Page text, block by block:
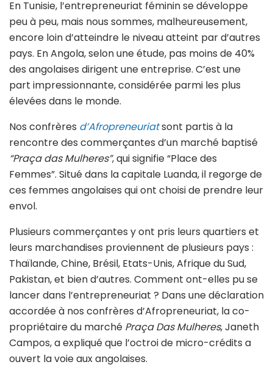
En Tunisie, l’entrepreneuriat féminin se développe
peu à peu, mais nous sommes, malheureusement,
encore loin d’atteindre le niveau atteint par d’autres
pays. En Angola, selon une étude, pas moins de 40%
des angolaises dirigent une entreprise. C’est une
part impressionnante, considérée parmi les plus
élevées dans le monde.
Nos confrères d’Afropreneuriatsont partis à la
rencontre des commerçantes d’un marché baptisé
“Praça das Mulheres”, qui signifie “Place des
Femmes”. Situé dans la capitale Luanda, il regorge de
ces femmes angolaises qui ont choisi de prendre leur
envol.
Plusieurs commerçantes y ont pris leurs quartiers et
leurs marchandises proviennent de plusieurs pays :
Thaïlande, Chine, Brésil, Etats-Unis, Afrique du Sud,
Pakistan, et bien d’autres. Comment ont-elles pu se
lancer dans l’entrepreneuriat ? Dans une déclaration
accordée à nos confrères d’Afropreneuriat, la co-
propriétaire du marché Praça Das Mulheres, Janeth
Campos, a expliqué que l’octroi de micro-crédits a
ouvert la voie aux angolaises.